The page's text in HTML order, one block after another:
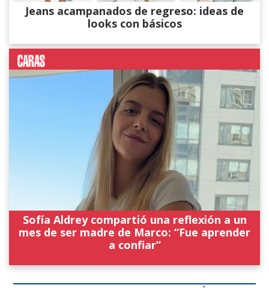
Jeans acampanados de regreso: ideas de
looks con básicos
Sofía Aldrey compartió una reflexión a un
mes de ser madre de Marco: “Fue aprender
a confiar”